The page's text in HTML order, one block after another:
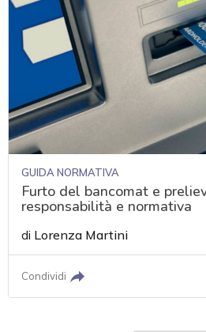
GUIDA NORMATIVA
Furto del bancomat e
responsabilità e normativa
di Lorenza Martini
Condividi